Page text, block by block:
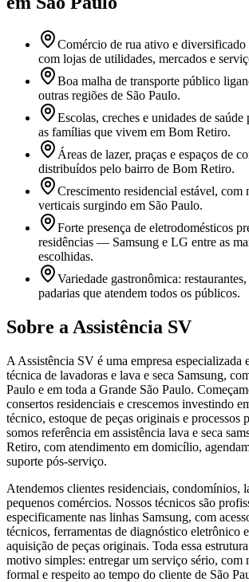
Comércio de rua ativo e
com lojas de utilidades, mercados e
Boa malha de transporte público
outras regiões de São Paulo.
Escolas, creches e unidades de
as famílias que vivem em Bom Retiro.
Áreas de lazer, praças e espaços de
distribuídos pelo bairro de Bom Retiro.
Crescimento residencial estável, com
verticais surgindo em São Paulo.
Forte presença de eletrodomésticos
residências — Samsung e LG entre as
escolhidas.
Variedade gastronômica:
padarias que atendem todos os públicos.
Sobre a Assistência SV
A Assistência SV é uma empresa especializada
técnica de lavadoras e lava e seca Samsung,
Paulo e em toda a Grande São Paulo.
consertos residenciais e crescemos investindo
técnico, estoque de peças originais e processos
somos referência em assistência lava e seca
Retiro, com atendimento em domicílio,
suporte pós-serviço.
Atendemos clientes residenciais, condomínios,
pequenos comércios. Nossos técnicos são
especificamente nas linhas Samsung, com
técnicos, ferramentas de diagnóstico eletrônico
aquisição de peças originais. Toda essa
motivo simples: entregar um serviço sério, com
formal e respeito ao tempo do cliente de São